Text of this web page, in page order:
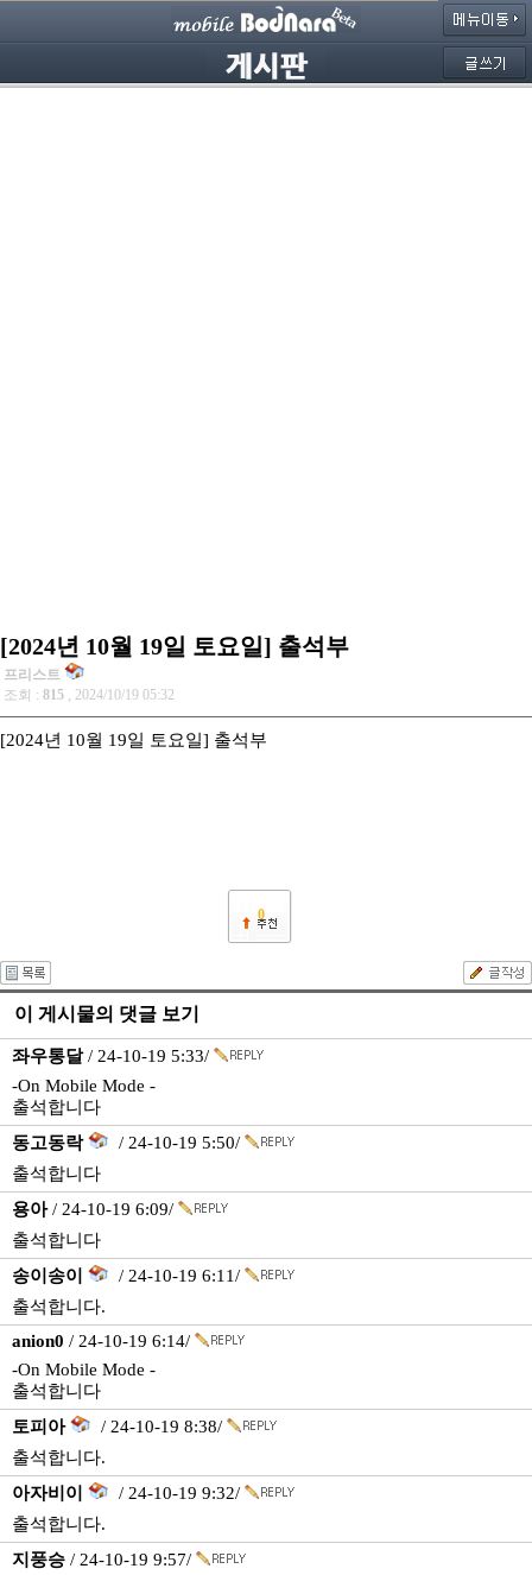
[2024년 10월 19일 토요일] 출석부
프리스트
조회 : 815 , 2024/10/19 05:32
[2024년 10월 19일 토요일] 출석부
0
이 게시물의 댓글 보기
좌우통달/ 24-10-19 5:33/
-On Mobile Mode -
출석합니다
동고동락
/ 24-10-19 5:50/
출석합니다
용아/ 24-10-19 6:09/
출석합니다
송이송이
/ 24-10-19 6:11/
출석합니다.
anion0 / 24-10-19 6:14/
-On Mobile Mode -
출석합니다
토피아
/ 24-10-19 8:38/
출석합니다.
아자비이
/ 24-10-19 9:32/
출석합니다.
지풍승 / 24-10-19 9:57/